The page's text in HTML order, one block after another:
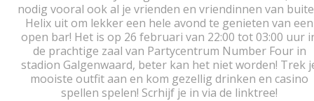
nodig vooral ook al je vrienden en vriendinnen van
Helix uit om lekker een hele avond te genieten van een
open bar! Het is op 26 februari van 22:00 tot 03:00 uur
de prachtige zaal van Partycentrum Number Four in
stadion Galgenwaard, beter kan het niet worden! Trek
mooiste outfit aan en kom gezellig drinken en casino
spellen spelen! Scrhijf je in via de linktree!